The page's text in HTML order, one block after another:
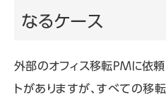
なるケース
外部のオフィス移転PMに依頼
トがありますが、すべての移